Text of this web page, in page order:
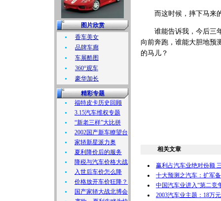
图片欣赏
香车美女
品牌车廊
车展酷图
360°观车
豪华加长
精彩专题
福特皮卡历史回顾
3.15汽车维权专题
“新老三样”大比拼
2002国产新车瞭望台
家轿新星派力奥
夏利降价后的服务
降税与汽车价格大战
入世后车价怎么降
价格放开车价狂降？
国产家轿大战北博会
而这时候，摔下马来的
谁能告诉我，今后三年
向前奔跑，谁能大胆地预
的马儿？
相关文章
赢利占汽车业绝对份额
十大预测之汽车：扩军
中国汽车业进入“第二竞
2003汽车业主题：18万